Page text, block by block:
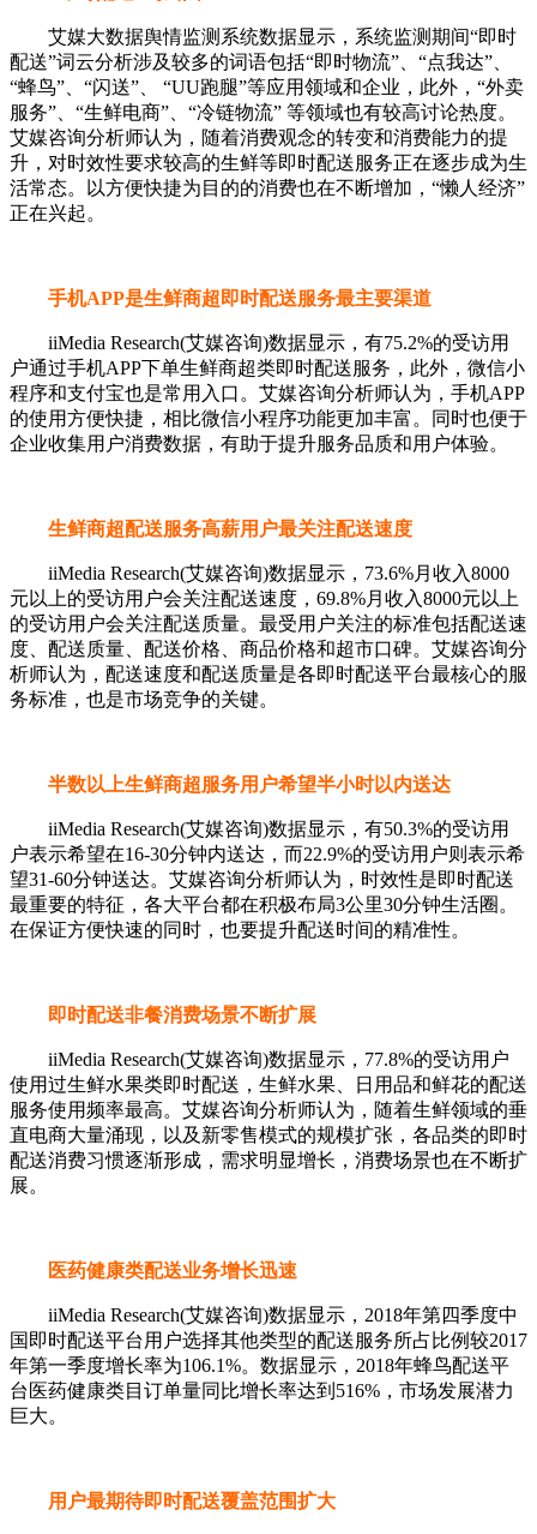
艾媒大数据舆情监测系统数据显示，系统监测期间“即时
配送”词云分析涉及较多的词语包括“即时物流”、“点我达”、
“蜂鸟”、“闪送”、 “UU跑腿”等应用领域和企业，此外，“外卖
服务”、“生鲜电商”、“冷链物流” 等领域也有较高讨论热度。
艾媒咨询分析师认为，随着消费观念的转变和消费能力的提
升，对时效性要求较高的生鲜等即时配送服务正在逐步成为生
活常态。以方便快捷为目的的消费也在不断增加，“懒人经济”
正在兴起。
手机APP是生鲜商超即时配送服务最主要渠道
iiMedia Research(艾媒咨询)数据显示，有75.2%的受访用
户通过手机APP下单生鲜商超类即时配送服务，此外，微信小
程序和支付宝也是常用入口。艾媒咨询分析师认为，手机APP
的使用方便快捷，相比微信小程序功能更加丰富。同时也便于
企业收集用户消费数据，有助于提升服务品质和用户体验。
生鲜商超配送服务高薪用户最关注配送速度
iiMedia Research(艾媒咨询)数据显示，73.6%月收入8000
元以上的受访用户会关注配送速度，69.8%月收入8000元以上
的受访用户会关注配送质量。最受用户关注的标准包括配送速
度、配送质量、配送价格、商品价格和超市口碑。艾媒咨询分
析师认为，配送速度和配送质量是各即时配送平台最核心的服
务标准，也是市场竞争的关键。
半数以上生鲜商超服务用户希望半小时以内送达
iiMedia Research(艾媒咨询)数据显示，有50.3%的受访用
户表示希望在16-30分钟内送达，而22.9%的受访用户则表示希
望31-60分钟送达。艾媒咨询分析师认为，时效性是即时配送
最重要的特征，各大平台都在积极布局3公里30分钟生活圈。
在保证方便快速的同时，也要提升配送时间的精准性。
即时配送非餐消费场景不断扩展
iiMedia Research(艾媒咨询)数据显示，77.8%的受访用户
使用过生鲜水果类即时配送，生鲜水果、日用品和鲜花的配送
服务使用频率最高。艾媒咨询分析师认为，随着生鲜领域的垂
直电商大量涌现，以及新零售模式的规模扩张，各品类的即时
配送消费习惯逐渐形成，需求明显增长，消费场景也在不断扩
展。
医药健康类配送业务增长迅速
iiMedia Research(艾媒咨询)数据显示，2018年第四季度中
国即时配送平台用户选择其他类型的配送服务所占比例较2017
年第一季度增长率为106.1%。数据显示，2018年蜂鸟配送平
台医药健康类目订单量同比增长率达到516%，市场发展潜力
巨大。
用户最期待即时配送覆盖范围扩大